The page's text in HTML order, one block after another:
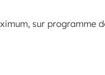
sur programme